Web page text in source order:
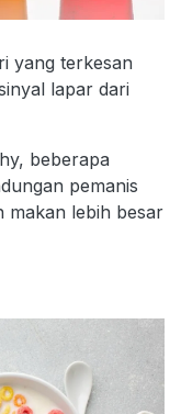
yang terkesan
lapar dari
beberapa
pemanis
makan lebih besar